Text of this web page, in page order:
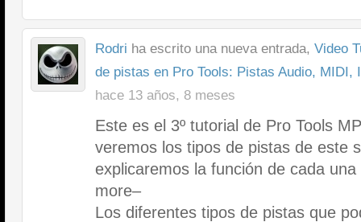
Rodri ha escrito una nueva entrada, Video
de pistas en Pro Tools: Pistas Audio,
hace 13 años, 8 meses
Este es el 3º tutorial de Pro Tools
veremos los tipos de pistas de este
explicaremos la función de cada
more–
Los diferentes tipos de pistas que